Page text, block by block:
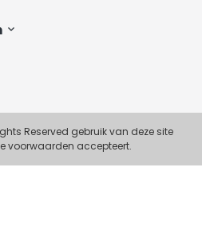
Reserved gebruik van deze site
voorwaarden accepteert.